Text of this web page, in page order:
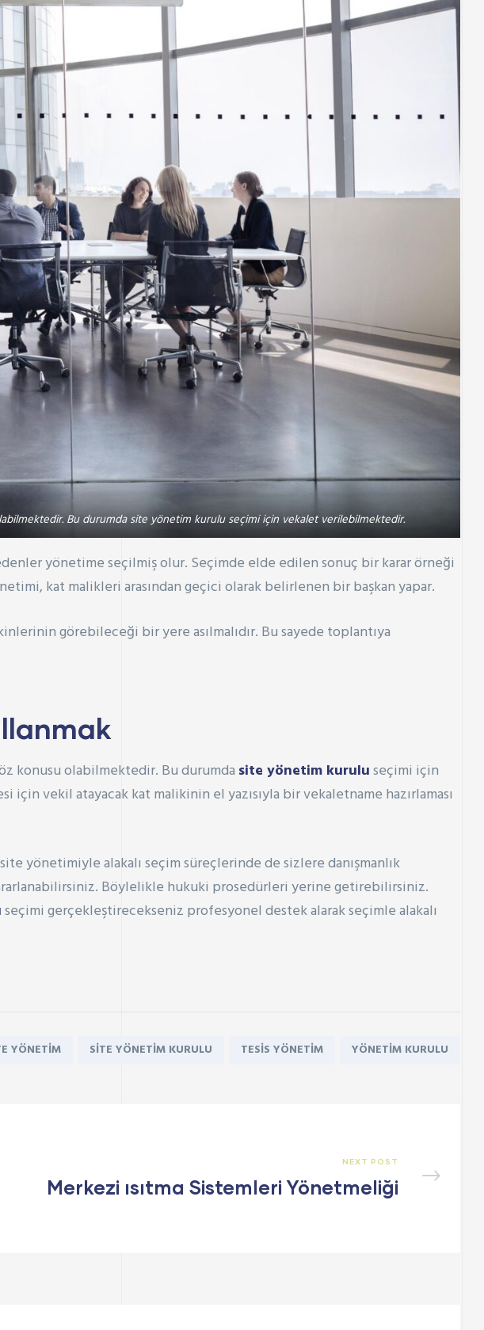
Bu durumda site yönetim kurulu seçimi için vekalet verilebilmektedir.
yönetime seçilmiş olur. Seçimde elde edilen sonuç bir karar örneği
kat malikleri arasından geçici olarak belirlenen bir başkan yapar.
görebileceği bir yere asılmalıdır. Bu sayede toplantıya
konusu olabilmektedir. Bu durumda site yönetim kuruluseçimi için
vekil atayacak kat malikinin el yazısıyla bir vekaletname hazırlaması
yönetimiyle alakalı seçim süreçlerinde de sizlere danışmanlık
Böylelikle hukuki prosedürleri yerine getirebilirsiniz.
seçimi gerçekleştirecekseniz profesyonel destek alarak seçimle alakalı
YÖNETIM SITE YÖNETIM KURULU TESIS YÖNETIM YÖNETIM KURULU
NEXT POST
Merkezi ısıtma Sistemleri Yönetmeliği